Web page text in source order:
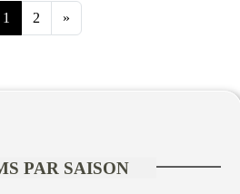
1 2 »
PAR SAISON